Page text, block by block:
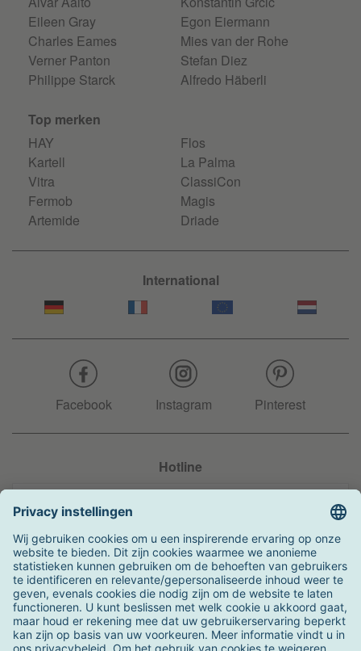
Eileen Gray
Charles Eames
Verner Panton
Philippe Starck
Egon Eiermann
Mies van der Rohe
Stefan Diez
Alfredo Häberli
Top merken
HAY
Kartell
Vitra
Fermob
Artemide
Flos
La Palma
ClassiCon
Magis
Driade
International
Facebook Instagram Pinterest
Hotline
Zo kunt u betalen